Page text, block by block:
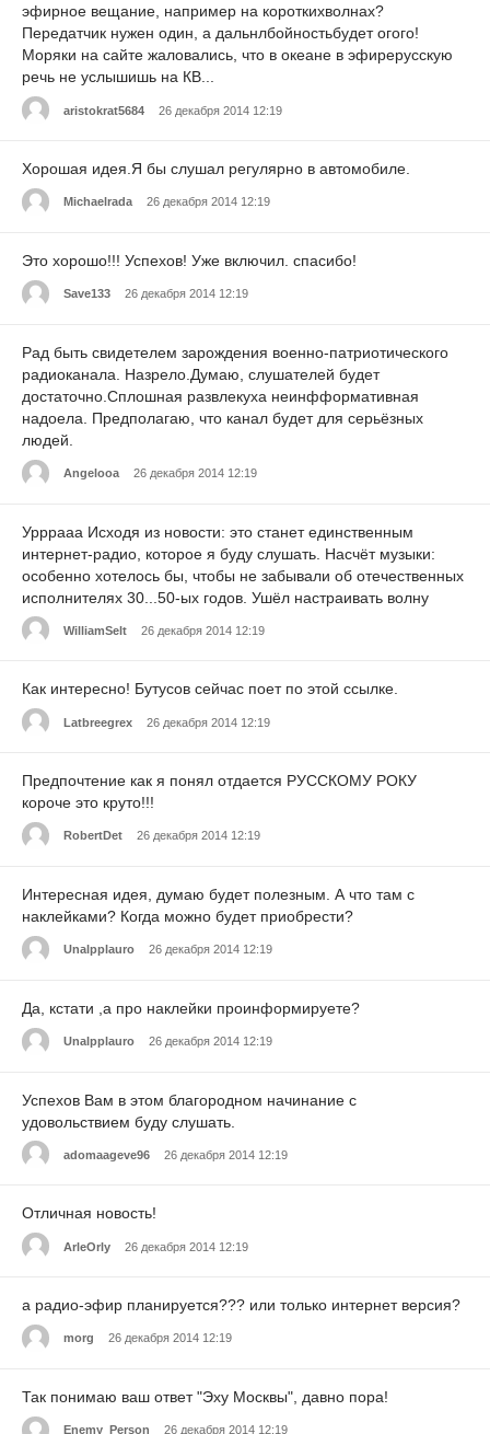
эфирное вещание, например на короткихволнах?
Передатчик нужен один, а дальнлбойностьбудет огого!
Моряки на сайте жаловались, что в океане в эфирерусскую
речь не услышишь на КВ...
aristokrat5684 26 декабря 2014 12:19
Хорошая идея.Я бы слушал регулярно в автомобиле.
Michaelrada 26 декабря 2014 12:19
Это хорошо!!! Успехов! Уже включил. спасибо!
Save133 26 декабря 2014 12:19
Рад быть свидетелем зарождения военно-патриотического
радиоканала. Назрело.Думаю, слушателей будет
достаточно.Сплошная развлекуха неинфформативная
надоела. Предполагаю, что канал будет для серьёзных
людей.
Angelooa 26 декабря 2014 12:19
Урррааа Исходя из новости: это станет единственным
интернет-радио, которое я буду слушать. Насчёт музыки:
особенно хотелось бы, чтобы не забывали об отечественных
исполнителях 30...50-ых годов. Ушёл настраивать волну
WilliamSelt 26 декабря 2014 12:19
Как интересно! Бутусов сейчас поет по этой ссылке.
Latbreegrex 26 декабря 2014 12:19
Предпочтение как я понял отдается РУССКОМУ РОКУ
короче это круто!!!
RobertDet 26 декабря 2014 12:19
Интересная идея, думаю будет полезным. А что там с
наклейками? Когда можно будет приобрести?
Unalpplauro 26 декабря 2014 12:19
Да, кстати ,а про наклейки проинформируете?
Unalpplauro 26 декабря 2014 12:19
Успехов Вам в этом благородном начинание с
удовольствием буду слушать.
adomaageve96 26 декабря 2014 12:19
Отличная новость!
ArleOrly 26 декабря 2014 12:19
а радио-эфир планируется??? или только интернет версия?
morg 26 декабря 2014 12:19
Так понимаю ваш ответ "Эху Москвы", давно пора!
Enemy_Person 26 декабря 2014 12:19